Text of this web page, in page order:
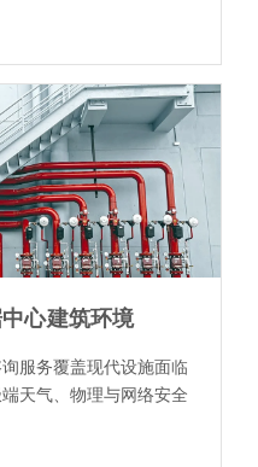
心建筑环境
服务覆盖现代设施面临
天气、物理与网络安全